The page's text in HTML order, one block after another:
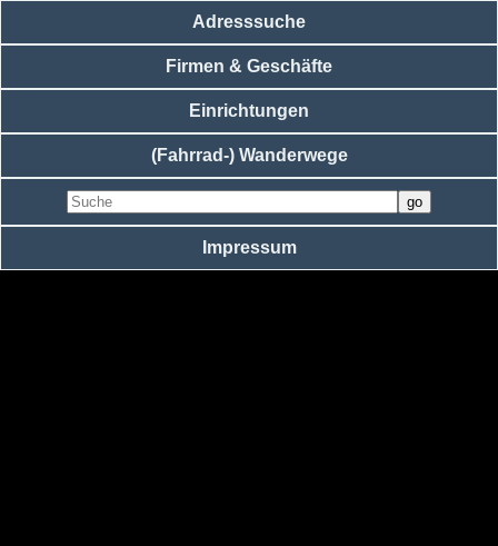
Adresssuche
Firmen & Geschäfte
Einrichtungen
(Fahrrad-) Wanderwege
Impressum